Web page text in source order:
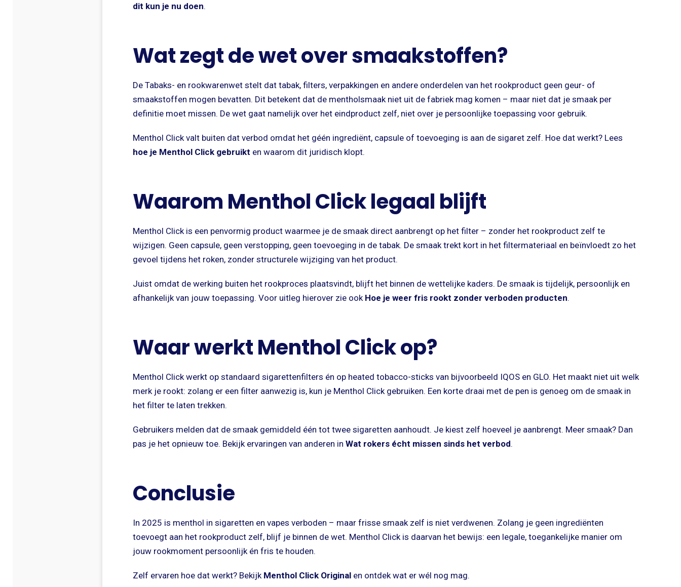
dit kun je nu doen.
Wat zegt de wet over smaakstoffen?
De Tabaks- en rookwarenwet stelt dat tabak, filters, verpakkingen en andere onderdelen van het rookproduct geen geur- of
smaakstoffen mogen bevatten. Dit betekent dat de mentholsmaak niet uit de fabriek mag komen – maar niet dat je smaak per
definitie moet missen. De wet gaat namelijk over het eindproduct zelf, niet over je persoonlijke toepassing voor gebruik.
Menthol Click valt buiten dat verbod omdat het géén ingrediënt, capsule of toevoeging is aan de sigaret zelf. Hoe dat werkt? Lees
hoe je Menthol Click gebruikt en waarom dit juridisch klopt.
Waarom Menthol Click legaal blijft
Menthol Click is een penvormig product waarmee je de smaak direct aanbrengt op het filter – zonder het rookproduct zelf te
wijzigen. Geen capsule, geen verstopping, geen toevoeging in de tabak. De smaak trekt kort in het filtermateriaal en beïnvloedt zo het
gevoel tijdens het roken, zonder structurele wijziging van het product.
Juist omdat de werking buiten het rookproces plaatsvindt, blijft het binnen de wettelijke kaders. De smaak is tijdelijk, persoonlijk en
afhankelijk van jouw toepassing. Voor uitleg hierover zie ook Hoe je weer fris rookt zonder verboden producten.
Waar werkt Menthol Click op?
Menthol Click werkt op standaard sigarettenfilters én op heated tobacco-sticks van bijvoorbeeld IQOS en GLO. Het maakt niet uit welk
merk je rookt: zolang er een filter aanwezig is, kun je Menthol Click gebruiken. Een korte draai met de pen is genoeg om de smaak in
het filter te laten trekken.
Gebruikers melden dat de smaak gemiddeld één tot twee sigaretten aanhoudt. Je kiest zelf hoeveel je aanbrengt. Meer smaak? Dan
pas je het opnieuw toe. Bekijk ervaringen van anderen in Wat rokers écht missen sinds het verbod.
Conclusie
In 2025 is menthol in sigaretten en vapes verboden – maar frisse smaak zelf is niet verdwenen. Zolang je geen ingrediënten
toevoegt aan het rookproduct zelf, blijf je binnen de wet. Menthol Click is daarvan het bewijs: een legale, toegankelijke manier om
jouw rookmoment persoonlijk én fris te houden.
Zelf ervaren hoe dat werkt? Bekijk Menthol Click Original en ontdek wat er wél nog mag.